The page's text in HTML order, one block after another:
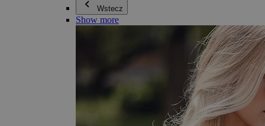
Wstecz
Show more